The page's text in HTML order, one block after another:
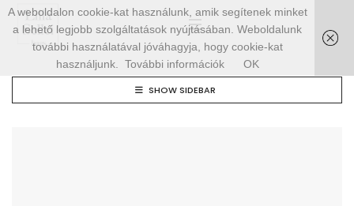
SHOW SIDEBAR
A weboldalon cookie-kat használunk, amik segítenek minket
a lehető legjobb szolgáltatások nyújtásában. Weboldalunk
további használatával jóváhagyja, hogy cookie-kat
használjunk.
További információk OK